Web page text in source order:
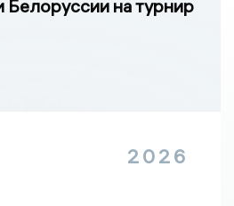
Белоруссии на турнир
2026